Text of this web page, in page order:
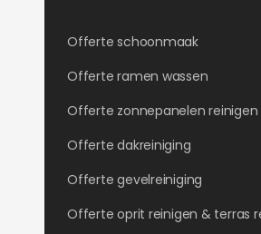
Offerte schoonmaak
Offerte ramen wassen
Offerte zonnepanelen reinigen
Offerte dakreiniging
Offerte gevelreiniging
Offerte oprit reinigen & terras